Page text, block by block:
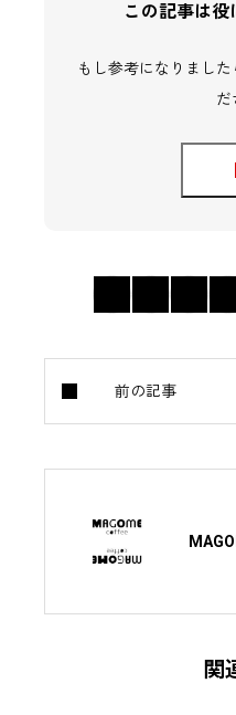
この記事は役
もし参考になりまし
だ
関